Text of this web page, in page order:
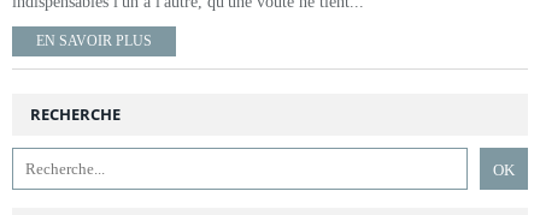
EN SAVOIR PLUS
RECHERCHE